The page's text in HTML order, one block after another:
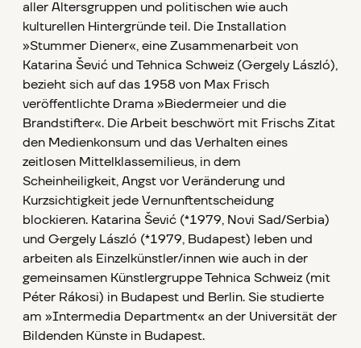
aller Altersgruppen und politischen wie auch
kulturellen Hintergründe teil. Die Installation
»Stummer Diener«, eine Zusammenarbeit von
Katarina Šević und Tehnica Schweiz (Gergely László),
bezieht sich auf das 1958 von Max Frisch
veröffentlichte Drama »Biedermeier und die
Brandstifter«. Die Arbeit beschwört mit Frischs Zitat
den Medienkonsum und das Verhalten eines
zeitlosen Mittelklassemilieus, in dem
Scheinheiligkeit, Angst vor Veränderung und
Kurzsichtigkeit jede Vernunftentscheidung
blockieren. Katarina Šević (*1979, Novi Sad/Serbia)
und Gergely László (*1979, Budapest) leben und
arbeiten als Einzelkünstler/innen wie auch in der
gemeinsamen Künstlergruppe Tehnica Schweiz (mit
Péter Rákosi) in Budapest und Berlin. Sie studierte
am »Intermedia Department« an der Universität der
Bildenden Künste in Budapest.